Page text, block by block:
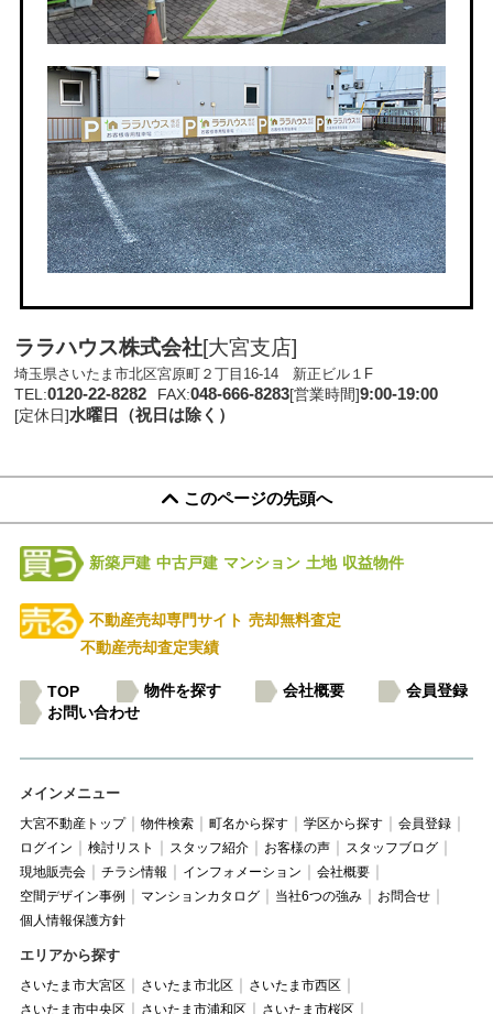
ララハウス株式会社[大宮支店]
埼玉県さいたま市北区宮原町２丁目16-14 新正ビル１F
TEL:0120-22-8282 FAX:048-666-8283[営業時間]9:00-19:00
[定休日]水曜日（祝日は除く）
このページの先頭へ
新築戸建 中古戸建 マンション 土地 収益物件
不動産売却専門サイト 売却無料査定
不動産売却査定実績
TOP 物件を探す 会社概要
会員登録
お問い合わせ
メインメニュー
大宮不動産トップ 物件検索 町名から探す 学区から探す
会員登録
ログイン
検討リスト スタッフ紹介 お客様の声
スタッフブログ
現地販売会
チラシ情報 インフォメーション
会社概要
空間デザイン事例
マンションカタログ 当社6つの強み
お問合せ
個人情報保護方針
エリアから探す
さいたま市大宮区 さいたま市北区
さいたま市西区
さいたま市中央区
さいたま市浦和区 さいたま市桜区